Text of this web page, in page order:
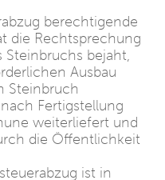
berechtigende
die Rechtsprechung
Steinbruchs bejaht,
Ausbau
Steinbruch
Fertigstellung
weiterliefert und
die Öffentlichkeit
ist in